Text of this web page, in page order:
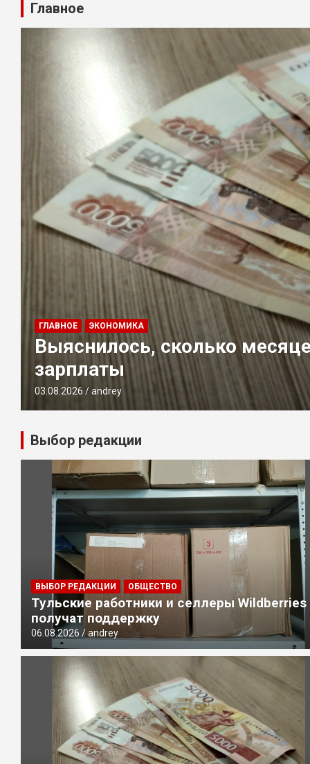
Главное
ГЛАВНОЕ ЭКОНОМИКА
Выяснилось, сколько
зарплаты
03.08.2026 andrey
Выбор редакции
ВЫБОР РЕДАКЦИИ ОБЩЕСТВО
Тульские работники и селлеры Wildberries
получат поддержку
06.08.2026 andrey